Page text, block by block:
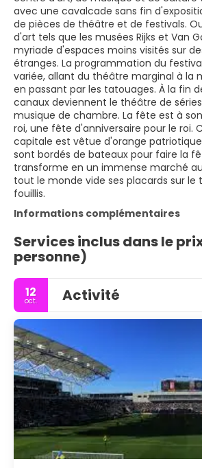
avec une cavalcade sans fin
de pièces de théâtre et de festivals.
d'art tels que les musées Rijks et Van
myriade d'espaces moins visités sur
étranges. La programmation du
variée, allant du théâtre marginal à la
en passant par les tatouages. À la fin
canaux deviennent le théâtre de
musique de chambre. La fête est à
roi, une fête d'anniversaire pour le roi.
capitale est vêtue d'orange
sont bordés de bateaux pour faire la
transforme en un immense marché
tout le monde vide ses placards sur le
fouillis.
Informations complémentaires
Services inclus dans le
personne)
12
oct. Activité